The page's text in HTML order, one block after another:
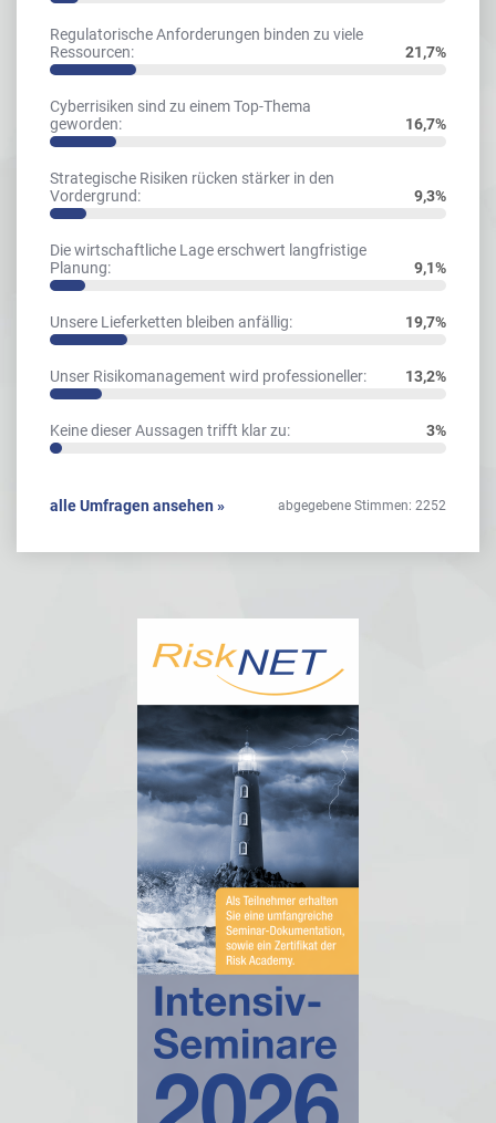
Regulatorische Anforderungen binden zu viele
Ressourcen:
21,7%
Cyberrisiken sind zu einem Top-Thema
geworden:
16,7%
Strategische Risiken rücken stärker in den
Vordergrund:
9,3%
Die wirtschaftliche Lage erschwert langfristige
Planung:
9,1%
Unsere Lieferketten bleiben anfällig: 19,7%
Unser Risikomanagement wird professioneller: 13,2%
Keine dieser Aussagen trifft klar zu: 3%
alle Umfragen ansehen » abgegebene Stimmen: 2252